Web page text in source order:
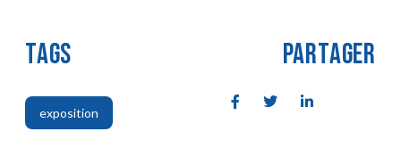
TAGS
exposition
,
PARTAGER